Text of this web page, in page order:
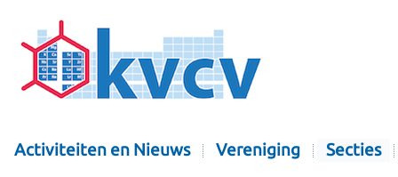
Activiteiten en Nieuws Vereniging Secties